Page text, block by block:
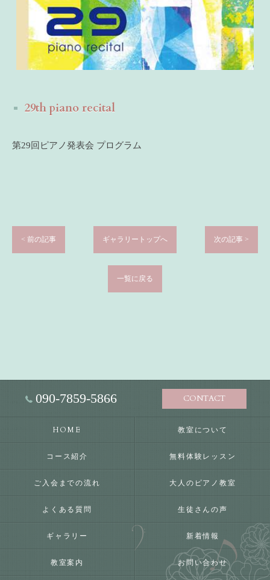
29th piano recital
第29回ピアノ発表会 プログラム
< 前の記事 ギャラリートップへ 次の記事 >
一覧に戻る
090-7859-5866 CONTACT
HOME 教室について
コース紹介 無料体験レッスン
ご入会までの流れ 大人のピアノ教室
よくある質問 生徒さんの声
ギャラリー 新着情報
教室案内 お問い合わせ